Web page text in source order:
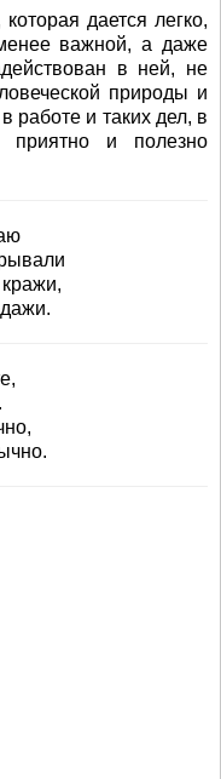
дается легко,
важной, а даже
в ней, не
природы и
работе и таких дел, в
приятно и полезно